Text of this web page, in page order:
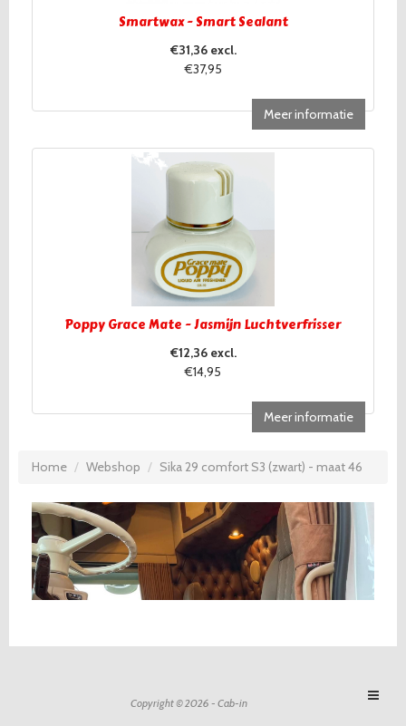
Smartwax - Smart Sealant
€31,36 excl.
€37,95
Meer informatie
Poppy Grace Mate - Jasmijn Luchtverfrisser
€12,36 excl.
€14,95
Meer informatie
Home Webshop Sika 29 comfort S3 (zwart) - maat 46
Copyright © 2026 - Cab-in